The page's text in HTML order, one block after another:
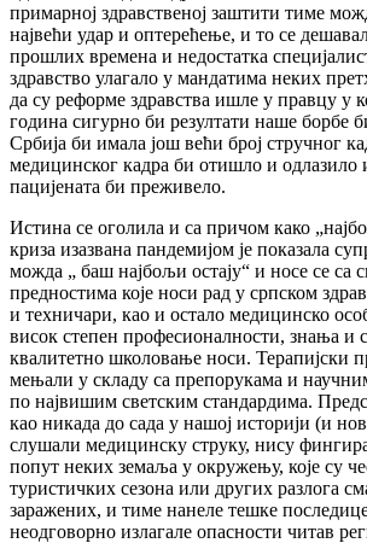
примарној здравственој заштити тиме
највећи удар и оптерећење, и то се
прошлих времена и недостатка
здравство улагало у мандатима неких
да су реформе здравства ишле у правцу у
година сигурно би резултати наше борбе
Србија би имала још већи број стручног
медицинског кадра би отишло и одлазило
пацијената би преживело.
Истина се оголила и са причом како
криза изазвана пандемијом је показала
можда „ баш најбољи остају“ и носе се са
предностима које носи рад у српском
и техничари, као и остало медицинско
висок степен професионалности, знања и
квалитетно школовање носи. Терапијски
мењали у складу са препорукама и
по највишим светским стандардима.
као никада до сада у нашој историји (и
слушали медицинску струку, нису
попут неких земаља у окружењу, које су
туристичких сезона или других разлога
заражених, и тиме нанеле тешке
неодговорно излагале опасности читав